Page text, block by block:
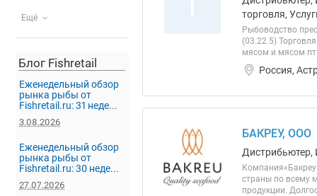
Ещё
Блог Fishretail
Еженедельный обзор
рынка рыбы от
Fishretail.ru: 31 неде...
3.08.2026
Еженедельный обзор
рынка рыбы от
Fishretail.ru: 30 неде...
27.07.2026
торговля,
Рыбоводство
(03.22.5)
мясом и мясом
Россия,
БАКРЕУ, ООО
Дистрибьютер,
страны по всему
продукции.